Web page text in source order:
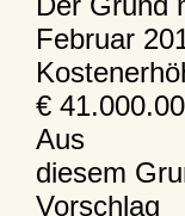
Februar
€
Aus
diesem
Vorschlag